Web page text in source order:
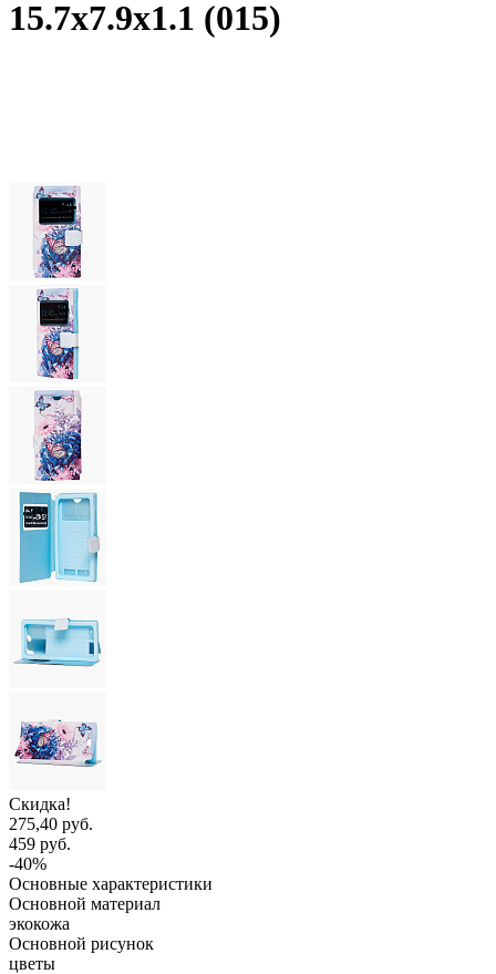
15.7x7.9x1.1 (015)
Скидка!
275,40 руб.
459 руб.
-40%
Основные характеристики
Основной материал
экокожа
Основной рисунок
цветы